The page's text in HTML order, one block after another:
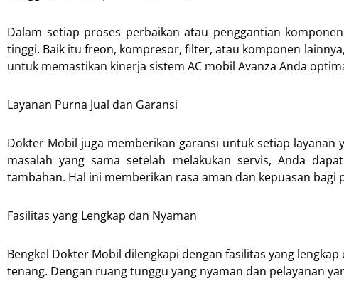
Dalam setiap proses perbaikan atau penggantian
tinggi. Baik itu freon, kompresor, filter, atau komponen
untuk memastikan kinerja sistem AC mobil Avanza Anda
Layanan Purna Jual dan Garansi
Dokter Mobil juga memberikan garansi untuk setiap layanan
masalah yang sama setelah melakukan servis, Anda
tambahan. Hal ini memberikan rasa aman dan kepuasan bagi
Fasilitas yang Lengkap dan Nyaman
Bengkel Dokter Mobil dilengkapi dengan fasilitas yang
tenang. Dengan ruang tunggu yang nyaman dan pelayanan